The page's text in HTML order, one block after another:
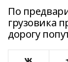
По
грузовика
дорогу